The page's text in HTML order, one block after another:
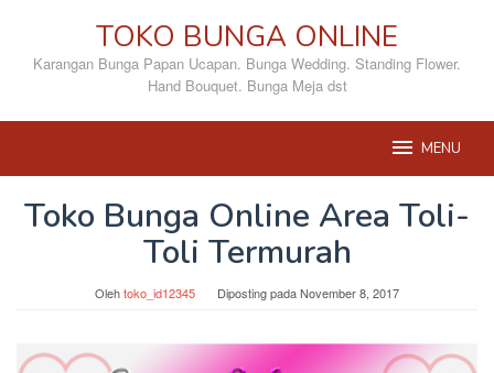
konten
TOKO BUNGA ONLINE
Karangan Bunga Papan Ucapan. Bunga Wedding. Standing Flower.
Hand Bouquet. Bunga Meja dst
MENU
Toko Bunga Online Area Toli-
Toli Termurah
Olehtoko_id12345 Diposting padaNovember 8, 2017